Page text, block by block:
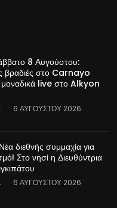
8 Αυγούστου:
βραδιές στο Carnayo
live στο Alkyon
6 ΑΥΓΟΎΣΤΟΥ 2026
διεθνής συμμαχία για
Στο νησί η Διευθύντρια
6 ΑΥΓΟΎΣΤΟΥ 2026